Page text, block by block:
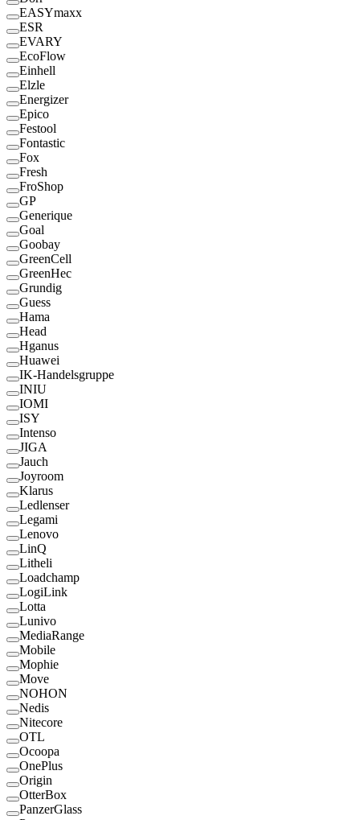
EASYmaxx
ESR
EVARY
EcoFlow
Einhell
Elzle
Energizer
Epico
Festool
Fontastic
Fox
Fresh
FroShop
GP
Generique
Goal
Goobay
GreenCell
GreenHec
Grundig
Guess
Hama
Head
Hganus
Huawei
IK-Handelsgruppe
INIU
IOMI
ISY
Intenso
JIGA
Jauch
Joyroom
Klarus
Ledlenser
Legami
Lenovo
LinQ
Litheli
Loadchamp
LogiLink
Lotta
Lunivo
MediaRange
Mobile
Mophie
Move
NOHON
Nedis
Nitecore
OTL
Ocoopa
OnePlus
Origin
OtterBox
PanzerGlass